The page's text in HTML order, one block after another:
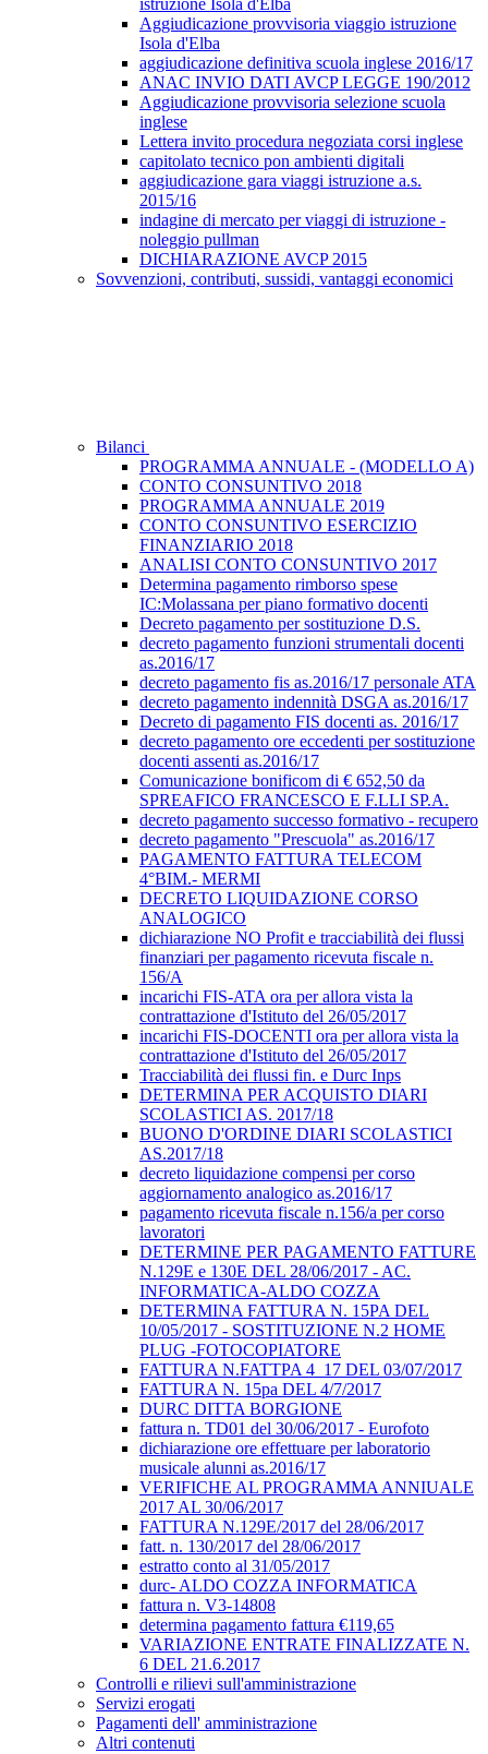
istruzione Isola d'Elba
Aggiudicazione provvisoria viaggio istruzione
Isola d'Elba
aggiudicazione definitiva scuola inglese 2016/17
ANAC INVIO DATI AVCP LEGGE 190/2012
Aggiudicazione provvisoria selezione scuola
inglese
Lettera invito procedura negoziata corsi inglese
capitolato tecnico pon ambienti digitali
aggiudicazione gara viaggi istruzione a.s.
2015/16
indagine di mercato per viaggi di istruzione -
noleggio pullman
DICHIARAZIONE AVCP 2015
Sovvenzioni, contributi, sussidi, vantaggi economici
Bilanci
PROGRAMMA ANNUALE - (MODELLO A)
CONTO CONSUNTIVO 2018
PROGRAMMA ANNUALE 2019
CONTO CONSUNTIVO ESERCIZIO
FINANZIARIO 2018
ANALISI CONTO CONSUNTIVO 2017
Determina pagamento rimborso spese
IC:Molassana per piano formativo docenti
Decreto pagamento per sostituzione D.S.
decreto pagamento funzioni strumentali docenti
as.2016/17
decreto pagamento fis as.2016/17 personale ATA
decreto pagamento indennità DSGA as.2016/17
Decreto di pagamento FIS docenti as. 2016/17
decreto pagamento ore eccedenti per sostituzione
docenti assenti as.2016/17
Comunicazione bonificom di € 652,50 da
SPREAFICO FRANCESCO E F.LLI SP.A.
decreto pagamento successo formativo - recupero
decreto pagamento "Prescuola" as.2016/17
PAGAMENTO FATTURA TELECOM
4°BIM.- MERMI
DECRETO LIQUIDAZIONE CORSO
ANALOGICO
dichiarazione NO Profit e tracciabilità dei flussi
finanziari per pagamento ricevuta fiscale n.
156/A
incarichi FIS-ATA ora per allora vista la
contrattazione d'Istituto del 26/05/2017
incarichi FIS-DOCENTI ora per allora vista la
contrattazione d'Istituto del 26/05/2017
Tracciabilità dei flussi fin. e Durc Inps
DETERMINA PER ACQUISTO DIARI
SCOLASTICI AS. 2017/18
BUONO D'ORDINE DIARI SCOLASTICI
AS.2017/18
decreto liquidazione compensi per corso
aggiornamento analogico as.2016/17
pagamento ricevuta fiscale n.156/a per corso
lavoratori
DETERMINE PER PAGAMENTO FATTURE
N.129E e 130E DEL 28/06/2017 - AC.
INFORMATICA-ALDO COZZA
DETERMINA FATTURA N. 15PA DEL
10/05/2017 - SOSTITUZIONE N.2 HOME
PLUG -FOTOCOPIATORE
FATTURA N.FATTPA 4_17 DEL 03/07/2017
FATTURA N. 15pa DEL 4/7/2017
DURC DITTA BORGIONE
fattura n. TD01 del 30/06/2017 - Eurofoto
dichiarazione ore effettuare per laboratorio
musicale alunni as.2016/17
VERIFICHE AL PROGRAMMA ANNIUALE
2017 AL 30/06/2017
FATTURA N.129E/2017 del 28/06/2017
fatt. n. 130/2017 del 28/06/2017
estratto conto al 31/05/2017
durc- ALDO COZZA INFORMATICA
fattura n. V3-14808
determina pagamento fattura €119,65
VARIAZIONE ENTRATE FINALIZZATE N.
6 DEL 21.6.2017
Controlli e rilievi sull'amministrazione
Servizi erogati
Pagamenti dell' amministrazione
Altri contenuti